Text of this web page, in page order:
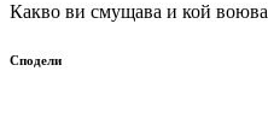
Какво ви смущава и кой
Сподели